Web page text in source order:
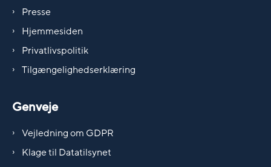
Presse
Hjemmesiden
Privatlivspolitik
Tilgængelighedserklæring
Genveje
Vejledning om GDPR
Klage til Datatilsynet